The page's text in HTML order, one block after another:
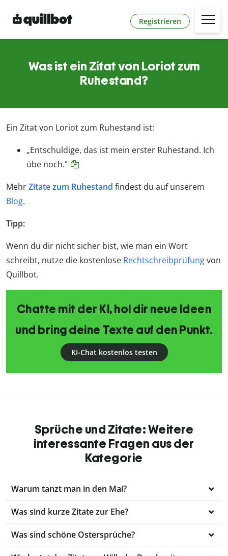
Registrieren
Was ist ein Zitat von Loriot zum
Ruhestand?
Ein Zitat von Loriot zum Ruhestand ist:
„Entschuldige, das ist mein erster Ruhestand. Ich
übe noch.“
MehrZitate zum Ruhestand findest du auf unserem
Blog.
Tipp:
Wenn du dir nicht sicher bist, wie man ein Wort
schreibt, nutze die kostenlose Rechtschreibprüfungvon
Quillbot.
Chatte mit der KI, hol dir neue Ideen
und bring deine Texte auf den Punkt.
KI-Chat kostenlos testen
Sprüche und Zitate: Weitere
interessante Fragen aus der
Kategorie
Warum tanzt man in den Mai?
Was sind kurze Zitate zur Ehe?
Was sind schöne Ostersprüche?